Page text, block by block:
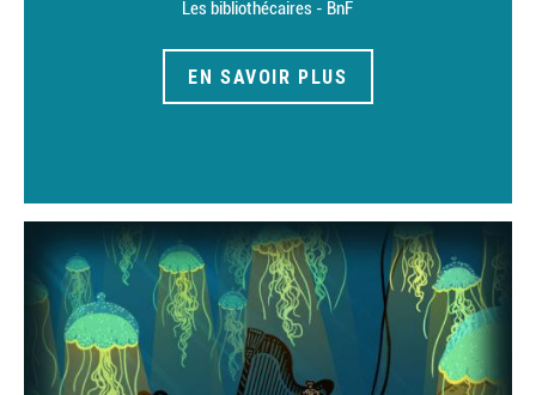
Les bibliothécaires - BnF
EN SAVOIR PLUS